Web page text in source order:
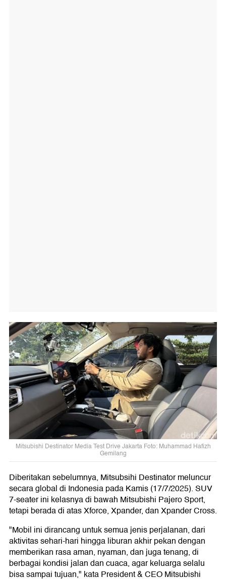
Mitsubishi Destinator Media Test Drive Jakarta Foto: Muhammad Hafizh
Gemilang
Diberitakan sebelumnya, Mitsubsihi Destinator meluncur
secara global di Indonesia pada Kamis (17/7/2025). SUV
7-seater ini kelasnya di bawah Mitsubishi Pajero Sport,
tetapi berada di atas Xforce, Xpander, dan Xpander Cross.
"Mobil ini dirancang untuk semua jenis perjalanan, dari
aktivitas sehari-hari hingga liburan akhir pekan dengan
memberikan rasa aman, nyaman, dan juga tenang, di
berbagai kondisi jalan dan cuaca, agar keluarga selalu
bisa sampai tujuan," kata President & CEO Mitsubishi